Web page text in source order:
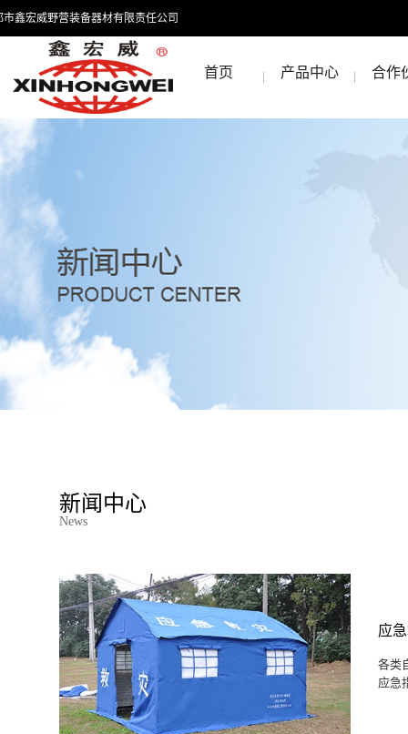
市鑫宏威野营装备器材有限责任公司
首页 产品中心 合作
新闻中心
News
应
各类
应急